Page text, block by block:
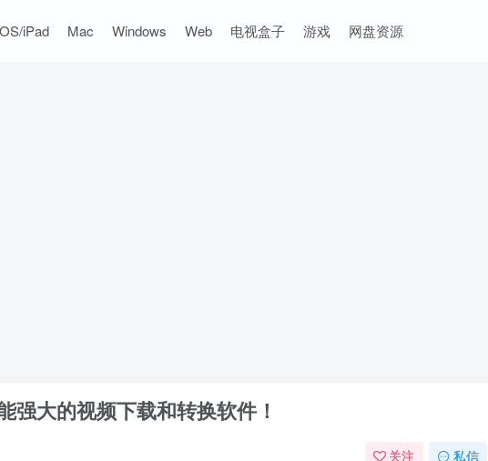
iPad Mac Windows Web 电视盒子 游戏 网盘资源
强大的视频下载和转换软件！
关注 私信